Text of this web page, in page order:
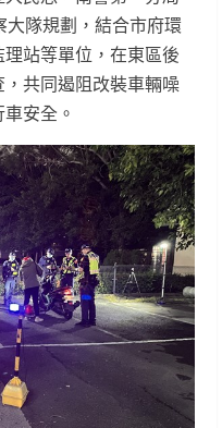
隊規劃，結合市府環
站等單位，在東區後
共同遏阻改裝車輛噪
安全。